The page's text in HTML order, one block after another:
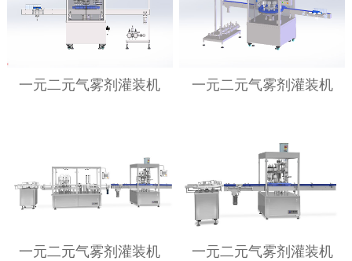
一元二元气雾剂灌装机 一元二元气雾剂灌装机
一元二元气雾剂灌装机 一元二元气雾剂灌装机